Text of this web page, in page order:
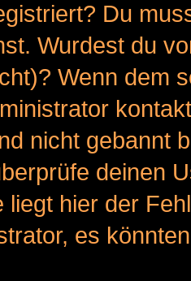
Du
Wurdest du
Wenn dem
nicht gebannt
deinen
liegt hier der
es